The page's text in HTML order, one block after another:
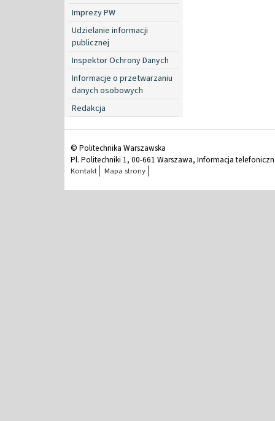
Imprezy PW
Udzielanie informacji
publicznej
Inspektor Ochrony Danych
Informacje o przetwarzaniu
danych osobowych
Redakcja
© Politechnika Warszawska
Pl. Politechniki 1, 00-661 Warszawa, Informacja
Kontakt Mapa strony